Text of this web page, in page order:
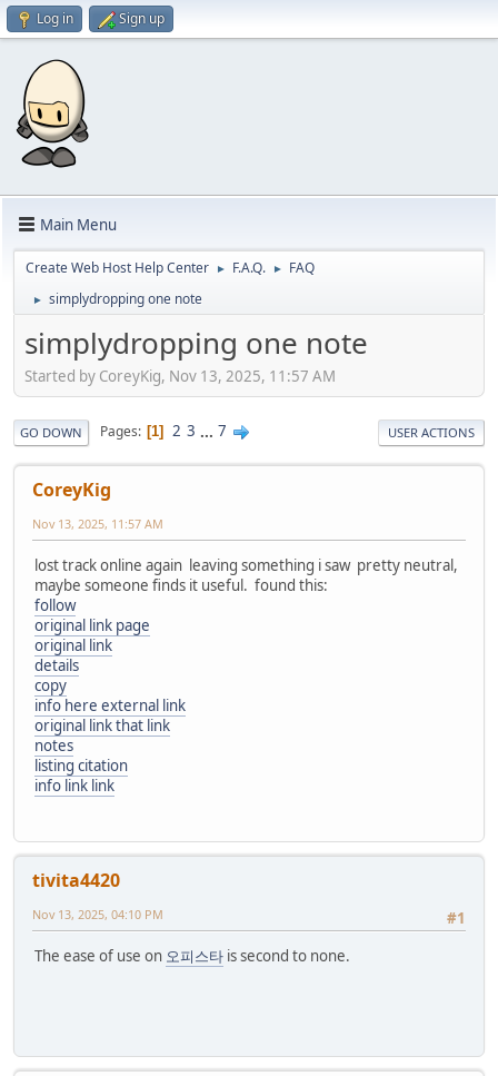
Log in Sign up
Main Menu
Create Web Host Help Center ► F.A.Q. ► FAQ
► simplydropping one note
simplydropping one note
Started by CoreyKig, Nov 13, 2025, 11:57 AM
GO DOWN Pages 1 2 3 ... 7 USER ACTIONS
CoreyKig
Nov 13, 2025, 11:57 AM
lost track online again leaving something i saw pretty neutral,
maybe someone finds it useful. found this:
follow
original link page
original link
details
copy
info here external link
original link that link
notes
listing citation
info link link
tivita4420
#1
Nov 13, 2025, 04:10 PM
The ease of use on 오피스타 is second to none.